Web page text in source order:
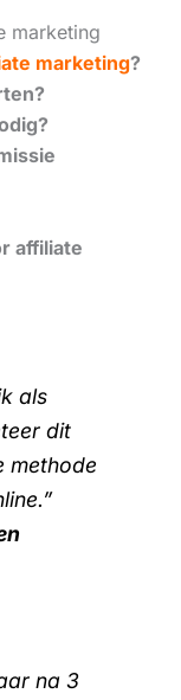
marketing
marketing?
affiliate
als
dit
methode
na 3